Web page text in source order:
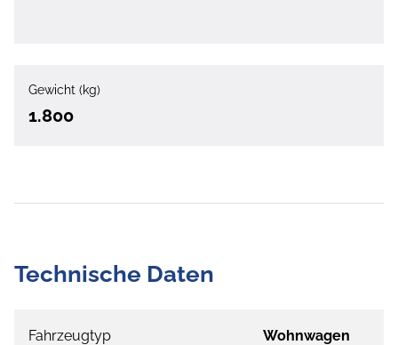
Gewicht (kg)
1.800
Technische Daten
Fahrzeugtyp Wohnwagen